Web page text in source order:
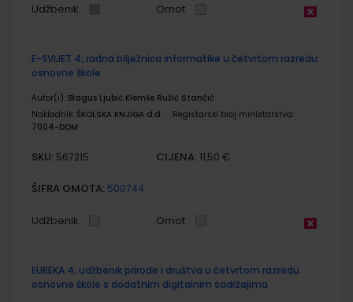
Udžbenik Omot
E-SVIJET 4; radna bilježnica informatike u četvrtom razredu
osnovne škole
Autor(i): Blagus Ljubić Klemše Ružić Stančić
Nakladnik: ŠKOLSKA KNJIGA d.d.
Registarski broj ministarstva:
7004-DOM
SKU: 567215 CIJENA: 11,50 €
ŠIFRA OMOTA: 500744
Udžbenik Omot
EUREKA 4; udžbenik prirode i društva u četvrtom razredu
osnovne škole s dodatnim digitalnim sadržajima